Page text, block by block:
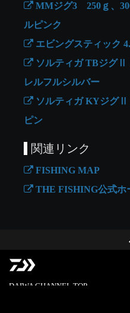
MMジグ3 250ｇ、
ルピンク
エビングスティック
ソルティガ TBジグⅡ
レルフルシルバー
ソルティガ KYジグⅡ
ピン
関連リンク
FISHING MAP
THE FISHING公式ホ
DAIWA CHANNEL TOP